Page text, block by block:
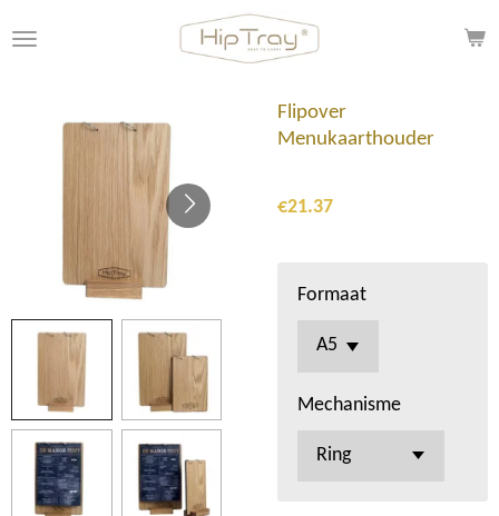
to
Flipover
Menukaarthouder
€21.37
Formaat
Mechanisme